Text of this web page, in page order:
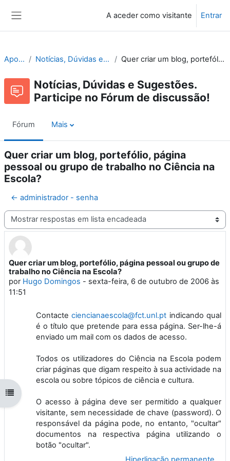
A aceder como visitante Entrar
Abrir índice da disciplina
Apoio ao Moodle Notícias, Dúvidas e Sugestões. Participe no Fórum de discussão! Quer criar um blog, portefólio, página pessoal ou grupo de trabalho no Ciência na Escola?
Notícias, Dúvidas e Sugestões.
Participe no Fórum de discussão!
Fórum Mais
Quer criar um blog, portefólio, página
pessoal ou grupo de trabalho no Ciência na
Escola?
← administrador - senha
Modo de visualização
Quer criar um blog, portefólio, página pessoal ou grupo de
trabalho no Ciência na Escola?
por Hugo Domingos - sexta-feira, 6 de outubro de 2006 às
11:51
Número de respostas: 6
Contacteciencianaescola@fct.unl.pt indicando qual
é o título que pretende para essa página. Ser-lhe-á
enviado um mail com os dados de acesso.
Todos os utilizadores do Ciência na Escola podem
criar páginas que digam respeito à sua actividade na
escola ou sobre tópicos de ciência e cultura.
O acesso à página deve ser permitido a qualquer
visitante, sem necessidade de chave (password). O
responsável da página pode, no entanto, "ocultar"
documentos na respectiva página utilizando o
botão "ocultar".